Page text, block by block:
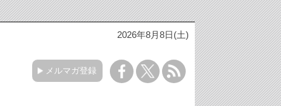
2026年8月8日(土)
メルマガ登録